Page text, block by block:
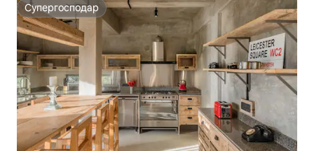
Супергосподар
Супергосподар